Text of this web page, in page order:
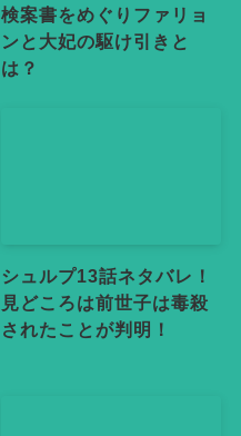
検案書をめぐりファリョ
ンと大妃の駆け引きと
は？
シュルプ13話ネタバレ！
見どころは前世子は毒殺
されたことが判明！